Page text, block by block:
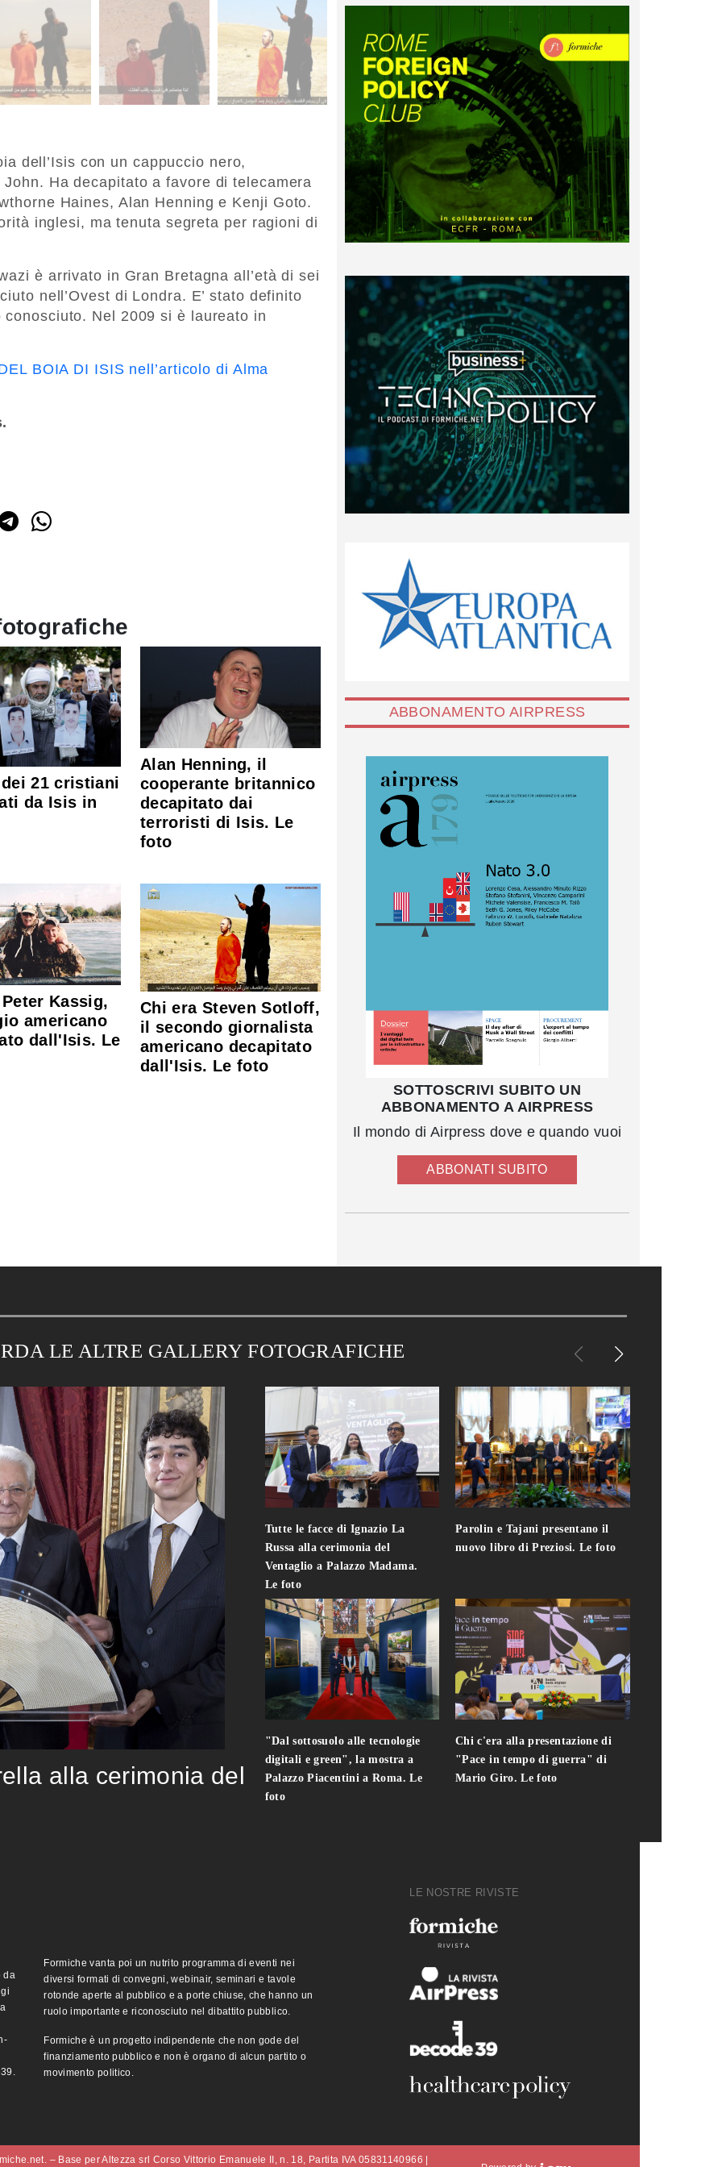
dell’Isis con un cappuccio nero,
Ha decapitato a favore di telecamera
Haines, Alan Henning e Kenji Goto.
inglesi, ma tenuta segreta per ragioni di
è arrivato in Gran Bretagna all’età di sei
nell’Ovest di Londra. E’ stato definito
conosciuto. Nel 2009 si è laureato in
BOIA DI ISIS nell’articolo di Alma
21 cristiani
da Isis in
Alan Henning, il
cooperante britannico
decapitato dai
terroristi di Isis. Le
foto
Kassig,
americano
dall'Isis. Le
Chi era Steven Sotloff,
il secondo giornalista
americano decapitato
dall'Isis. Le foto
ABBONAMENTO AIRPRESS
SOTTOSCRIVI SUBITO UN
ABBONAMENTO A AIRPRESS
Il mondo di Airpress dove e quando vuoi
ABBONATI SUBITO
LE ALTRE GALLERY FOTOGRAFICHE
alla cerimonia del
Tutte le facce di Ignazio La
Russa alla cerimonia del
Ventaglio a Palazzo Madama.
Le foto
"Dal sottosuolo alle tecnologie
digitali e green", la mostra a
Palazzo Piacentini a Roma. Le
foto
Parolin e Tajani presentano il
nuovo libro di Preziosi. Le foto
Chi c'era alla presentazione di
"Pace in tempo di guerra" di
Mario Giro. Le foto
da
Formiche vanta poi un nutrito programma di eventi nei
diversi formati di convegni, webinair, seminari e tavole
rotonde aperte al pubblico e a porte chiuse, che hanno un
ruolo importante e riconosciuto nel dibattito pubblico.
Formiche è un progetto indipendente che non gode del
finanziamento pubblico e non è organo di alcun partito o
movimento politico.
LE NOSTRE RIVISTE
– Base per Altezza srl Corso Vittorio Emanuele II, n. 18, Partita IVA 05831140966 |